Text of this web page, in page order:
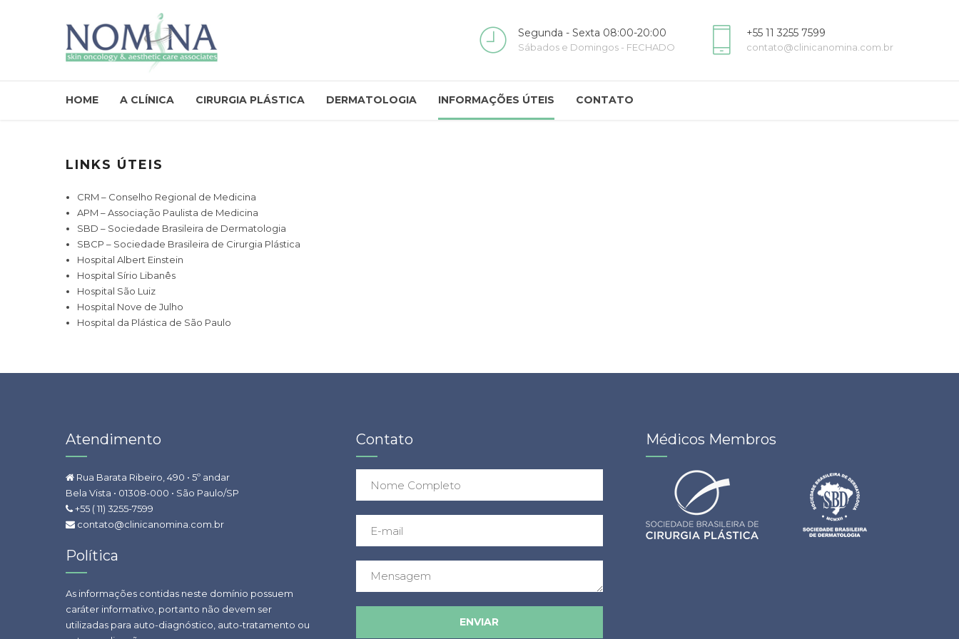
Segunda - Sexta 08:00-20:00
Sábados e Domingos - FECHADO
+55 11 3255 7599
contato@clinicanomina.com.br
HOME A CLÍNICA CIRURGIA PLÁSTICA DERMATOLOGIA INFORMAÇÕES ÚTEIS CONTATO
LINKS ÚTEIS
CRM – Conselho Regional de Medicina
APM – Associação Paulista de Medicina
SBD – Sociedade Brasileira de Dermatologia
SBCP – Sociedade Brasileira de Cirurgia Plástica
Hospital Albert Einstein
Hospital Sírio Libanês
Hospital São Luiz
Hospital Nove de Julho
Hospital da Plástica de São Paulo
Atendimento
Rua Barata Ribeiro, 490 • 5º andar
Bela Vista • 01308-000 • São Paulo/SP
+55 ( 11) 3255-7599
contato@clinicanomina.com.br
Política
As informações contidas neste domínio possuem
caráter informativo, portanto não devem ser
utilizadas para auto-diagnóstico, auto-tratamento ou
Contato Médicos Membros